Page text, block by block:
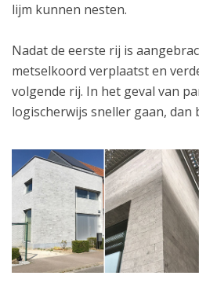
lijm kunnen nesten.
Nadat de eerste rij is
metselkoord verplaatst en
volgende rij. In het geval van
logischerwijs sneller gaan, dan